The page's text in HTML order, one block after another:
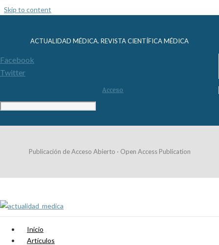
Skip to content
ACTUALIDAD MÉDICA. REVISTA CIENTÍFICA MÉDICA
Facebook
Twitter
Acceso
Publicación de Acceso Abierto · Open Access Publication
Inicio
Artículos